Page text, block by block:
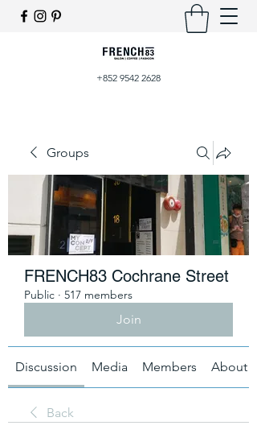
+852 9542 2628
Groups
FRENCH83 Cochrane Street
Public · 517 members
Join
Discussion Media Members About
Back